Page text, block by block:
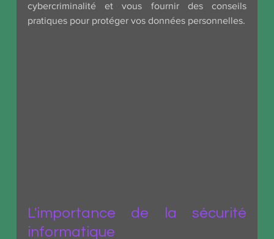
cybercriminalité et vous fournir des conseils
pratiques pour protéger vos données personnelles.
L'importance de la sécurité
informatique